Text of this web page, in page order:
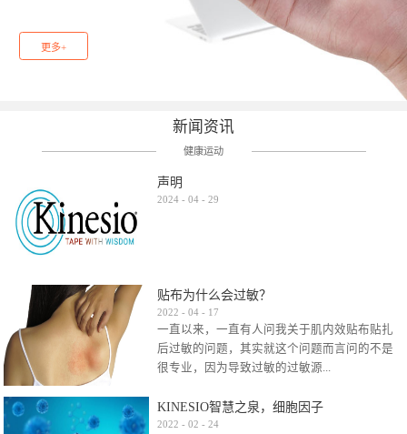
更多+
新闻资讯
健康运动
声明
2024 - 04 - 29
贴布为什么会过敏？
2022 - 04 - 17
一直以来，一直有人问我关于肌内效贴布贴扎
后过敏的问题，其实就这个问题而言问的不是
很专业，因为导致过敏的过敏源...
很多，比如试穿件衣服有时都会过敏，特定条
KINESIO智慧之泉，细胞因子
2022 - 02 - 24